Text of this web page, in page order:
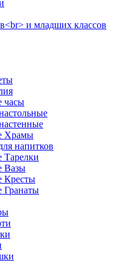
и младших классов
часы
Храмы
напитков
Тарелки
Вазы
Кресты
Гранаты